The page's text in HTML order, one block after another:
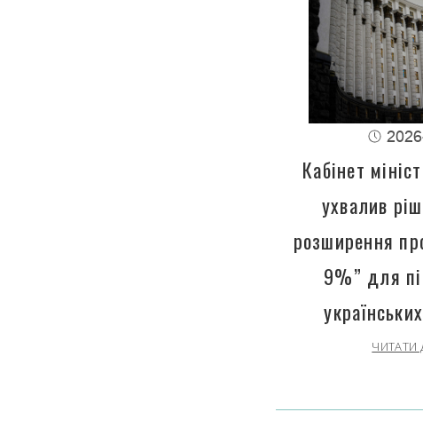
Кабінет
ухвалив
розширення
9%” для
ЧИТАТИ